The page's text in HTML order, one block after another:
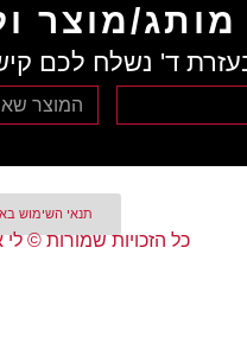
מוצר
ד' נשלח לכם
תנאי השימוש
כל הזכויות שמורות © לי